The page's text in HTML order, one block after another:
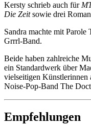
Kersty schrieb auch für
Die Zeitsowie drei
Sandra machte mit Parole
Grrrl-Band.
Beide haben zahlreiche
ein Standardwerk über
vielseitigen
Noise-Pop-Band The
Empfehlungen